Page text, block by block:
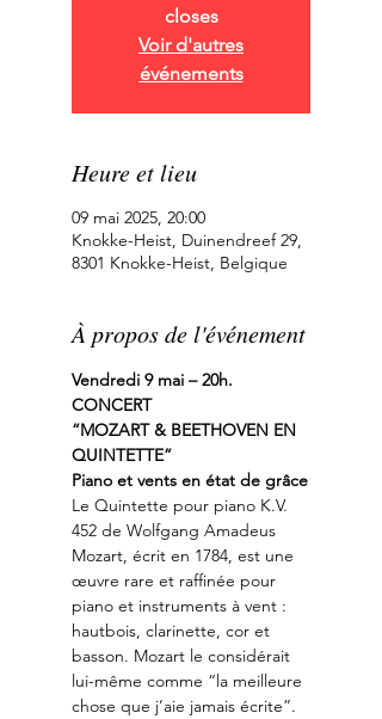
closes
Voir d'autres
événements
Heure et lieu
09 mai 2025, 20:00
Knokke-Heist, Duinendreef 29,
8301 Knokke-Heist, Belgique
À propos de l'événement
Vendredi 9 mai – 20h.
CONCERT
“MOZART & BEETHOVEN EN
QUINTETTE”
Piano et vents en état de grâce
Le Quintette pour piano K.V.
452 de Wolfgang Amadeus
Mozart, écrit en 1784, est une
œuvre rare et raffinée pour
piano et instruments à vent :
hautbois, clarinette, cor et
basson. Mozart le considérait
lui-même comme “la meilleure
chose que j’aie jamais écrite”.